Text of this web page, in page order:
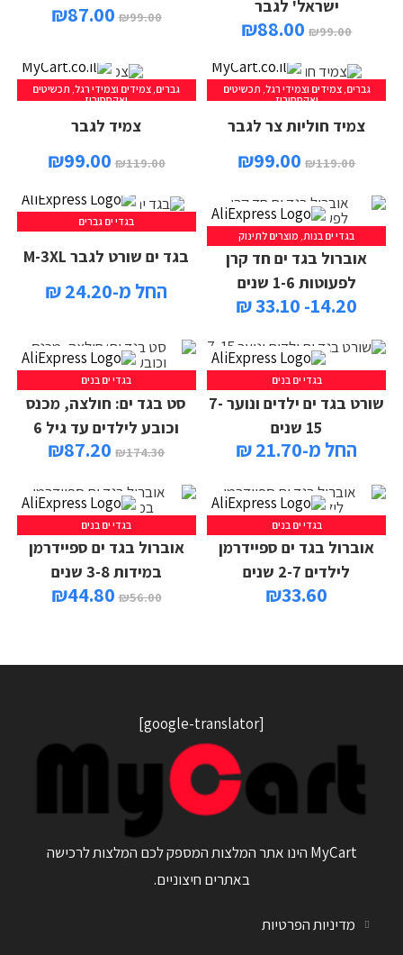
ישראל' לגבר
₪99.00
₪88.00
₪99.00
₪87.00
הוספה לסל
גברים,צמידים וצמידי רגל, תכשיטים
ואקססוריז
צמיד חוליות צר לגבר
₪119.00
₪99.00
הוספה לסל
גברים, צמידים וצמידי רגל, תכשיטים
ואקססוריז
צמיד לגבר
₪119.00
₪99.00
בגדי ים בנות מוצרים לתינוק
אוברול בגד ים חד קרן
לפעוטות 1-6 שנים
14.20- 33.10 ₪
בגדי ים גברים
בגד ים שורט לגבר M-3XL
החל מ-24.20 ₪
בגדי ים בנים
שורט בגד ים ילדים ונוער 7-
15 שנים
החל מ-21.70 ₪
בגדי ים בנים
סט בגד ים: חולצה, מכנס
וכובע לילדים עד גיל 6
₪174.30
₪87.20
בגדי ים בנים
אוברול בגד ים ספיידרמן
לילדים 2-7 שנים
₪33.60
בגדי ים בנים
אוברול בגד ים ספיידרמן
במידות 3-8 שנים
₪56.00
₪44.80
[google-translator]
MyCart הינו אתר המלצות המספק לכם המלצות לרכישה
באתרים חיצוניים.
מדיניות הפרטיות